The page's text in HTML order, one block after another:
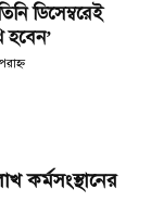
ডিসেম্বরেই
কর্মসংস্থানের